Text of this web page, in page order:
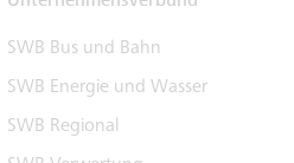
SWB Bus und Bahn
SWB Energie und Wasser
SWB Regional